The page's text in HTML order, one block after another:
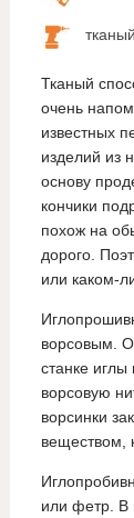
тканый.
Тканый
очень
известных
изделий из
основу
кончики
похож на
дорого.
или каком-
ворсовым.
станке иглы
ворсовую
ворсинки
веществом,
или фетр. В